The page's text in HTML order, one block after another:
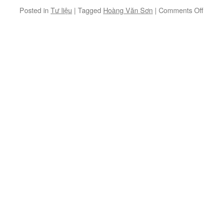
Posted in Tư liệu | Tagged Hoàng Văn Sơn | Comments Offon